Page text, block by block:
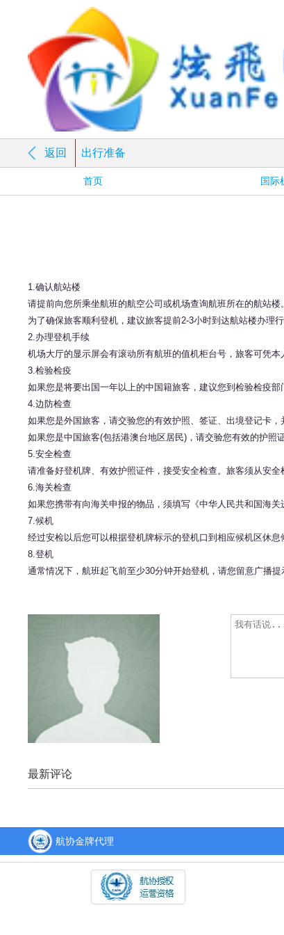
返回 出行准备
首页 国际
1.确认航站楼
请提前向您所乘坐航班的航空公司或机场查询航班所在的航站楼。
为了确保旅客顺利登机，建议旅客提前2-3小时到达航站楼办理
2.办理登机手续
机场大厅的显示屏会有滚动所有航班的值机柜台号，旅客可凭
3.检验检疫
如果您是将要出国一年以上的中国籍旅客，建议您到检验检疫
4.边防检查
如果您是外国旅客，请交验您的有效护照、签证、出境登记卡，
如果您是中国旅客(包括港澳台地区居民)，请交验您有效的护照
5.安全检查
请准备好登机牌、有效护照证件，接受安全检查。旅客须从安全
6.海关检查
如果您携带有向海关申报的物品，须填写《中华人民共和国海关
7.候机
经过安检以后您可以根据登机牌标示的登机口到相应候机区休息
8.登机
通常情况下，航班起飞前至少30分钟开始登机，请您留意广播
最新评论
航协金牌代理